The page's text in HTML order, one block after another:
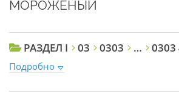
МОРОЖЕНЫЙ
РАЗДЕЛ I 03 0303 … 0303
Подробно